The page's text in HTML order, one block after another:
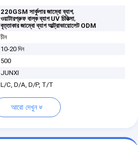
220GSM সার্কুলার জাম্বো ব্যাগ,
ওয়াটারপ্রুফ বাল্ক ব্যাগ UV চিকিত্সা,
বৃত্তাকার জাম্বো ব্যাগ আল্ট্রাভায়োলেট ODM
চীন
10-20 দিন
500
JUNXI
L/C, D/A, D/P, T/T
আরো দেখুন